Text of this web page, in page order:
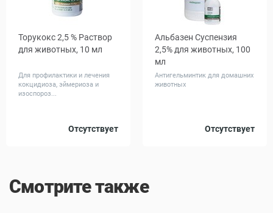
Торукокс 2,5 % Раствор
для животных, 10 мл
Для профилактики и лечения
кокцидиоза, эймериоза и
изоспороз...
Отсутствует
Альбазен Суспензия
2,5% для животных, 100
мл
Антигельминтик для домашних
животных
Отсутствует
Смотрите также